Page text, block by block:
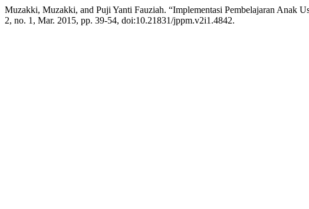
Muzakki, Muzakki, and Puji Yanti Fauziah. “Implementasi Pembelajaran Anak
2, no. 1, Mar. 2015, pp. 39-54, doi:10.21831/jppm.v2i1.4842.